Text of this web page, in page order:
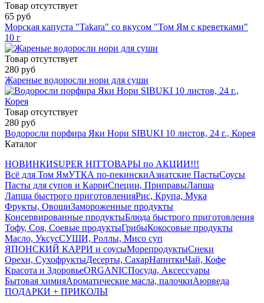
Товар отсутствует
65 руб
Морская капуста "Takara" со вкусом "Том Ям с креветками"
10 г
Товар отсутствует
280 руб
Жареные водоросли нори для суши
Товар отсутствует
280 руб
Водоросли порфира Яки Нори SIBUKI 10 листов, 24 г., Корея
Каталог
НОВИНКИSUPER HITТОВАРЫ по АКЦИИ!!!
Всё для Том ЯмУТКА по-пекинскиАзиатские ПастыСоусы
Пасты для супов и КарриСпеции, ПриправыЛапша
Лапша быстрого приготовленияРис, Крупа, Мука
Фрукты, ОвощиЗамороженные продукты
Консервированные продуктыБлюда быстрого приготовления
Тофу, Соя, Соевые продуктыГрибыКокосовые продукты
Масло, УксусСУШИ, Роллы, Мисо суп
ЯПОНСКИЙ КАРРИ и соусыМорепродуктыСнеки
Орехи, СухофруктыДесерты, СахарНапиткиЧай, Кофе
Красота и ЗдоровьеORGANICПосуда, Аксессуары
Бытовая химияАроматические масла, палочкиАюрведа
ПОДАРКИ + ПРИКОЛЫ